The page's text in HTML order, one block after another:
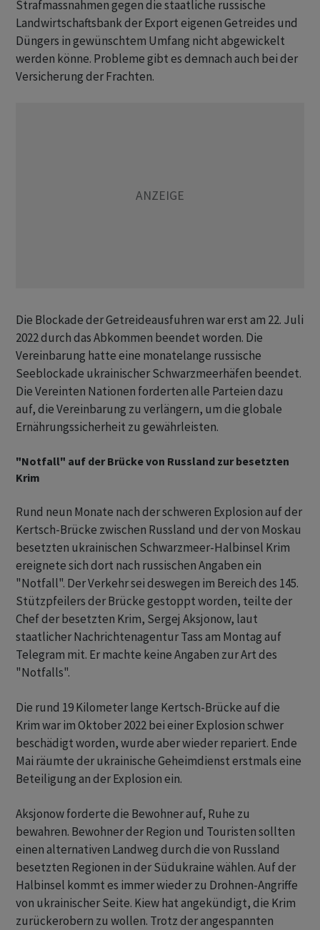
Strafmassnahmen gegen die staatliche russische
Landwirtschaftsbank der Export eigenen Getreides und
Düngers in gewünschtem Umfang nicht abgewickelt
werden könne. Probleme gibt es demnach auch bei der
Versicherung der Frachten.
Die Blockade der Getreideausfuhren war erst am 22. Juli
2022 durch das Abkommen beendet worden. Die
Vereinbarung hatte eine monatelange russische
Seeblockade ukrainischer Schwarzmeerhäfen beendet.
Die Vereinten Nationen forderten alle Parteien dazu
auf, die Vereinbarung zu verlängern, um die globale
Ernährungssicherheit zu gewährleisten.
"Notfall" auf der Brücke von Russland zur besetzten
Krim
Rund neun Monate nach der schweren Explosion auf der
Kertsch-Brücke zwischen Russland und der von Moskau
besetzten ukrainischen Schwarzmeer-Halbinsel Krim
ereignete sich dort nach russischen Angaben ein
"Notfall". Der Verkehr sei deswegen im Bereich des 145.
Stützpfeilers der Brücke gestoppt worden, teilte der
Chef der besetzten Krim, Sergej Aksjonow, laut
staatlicher Nachrichtenagentur Tass am Montag auf
Telegram mit. Er machte keine Angaben zur Art des
"Notfalls".
Die rund 19 Kilometer lange Kertsch-Brücke auf die
Krim war im Oktober 2022 bei einer Explosion schwer
beschädigt worden, wurde aber wieder repariert. Ende
Mai räumte der ukrainische Geheimdienst erstmals eine
Beteiligung an der Explosion ein.
Aksjonow forderte die Bewohner auf, Ruhe zu
bewahren. Bewohner der Region und Touristen sollten
einen alternativen Landweg durch die von Russland
besetzten Regionen in der Südukraine wählen. Auf der
Halbinsel kommt es immer wieder zu Drohnen-Angriffe
von ukrainischer Seite. Kiew hat angekündigt, die Krim
zurückerobern zu wollen. Trotz der angespannten